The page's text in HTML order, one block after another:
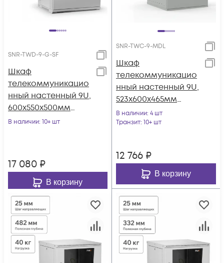
SNR-TWD-9-G-SF
Шкаф
телекоммуникацио
нный настенный 9U,
600х550х500мм
двухсекционный
В наличии: 10+ шт
17 080 ₽
В корзину
SNR-TWC-9-MDL
Шкаф
телекоммуникацио
нный настенный 9U,
523х600х465мм
серия LITE
(металлическая
В наличии: 4 шт
Транзит: 10+ шт
12 766 ₽
В корзину